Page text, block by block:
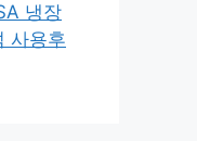
냉장
사용후